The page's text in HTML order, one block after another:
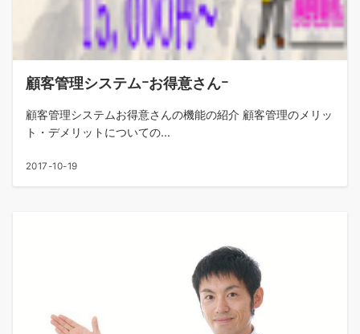
顧客管理システムｰお得意さんｰ
顧客管理システムお得意さんの機能の紹介 顧客管理のメリッ
ト・デメリットについての...
2017-10-19